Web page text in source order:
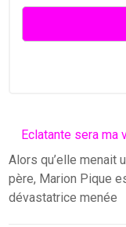
Eclatante sera ma
Alors qu’elle menait
père, Marion Pique
dévastatrice menée